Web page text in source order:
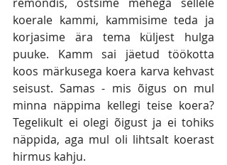
koerale kammi, kammisime teda ja
korjasime ära tema küljest hulga
puuke. Kamm sai jäetud töökotta
koos märkusega koera karva kehvast
seisust. Samas - mis õigus on mul
minna näppima kellegi teise koera?
Tegelikult ei olegi õigust ja ei tohiks
näppida, aga mul oli lihtsalt koerast
hirmus kahju.